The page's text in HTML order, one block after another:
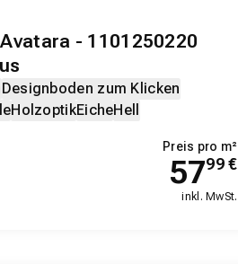
- 1101250220
Designboden zum Klicken
HolzoptikEicheHell
Preis pro m²
5799€
inkl. MwSt.